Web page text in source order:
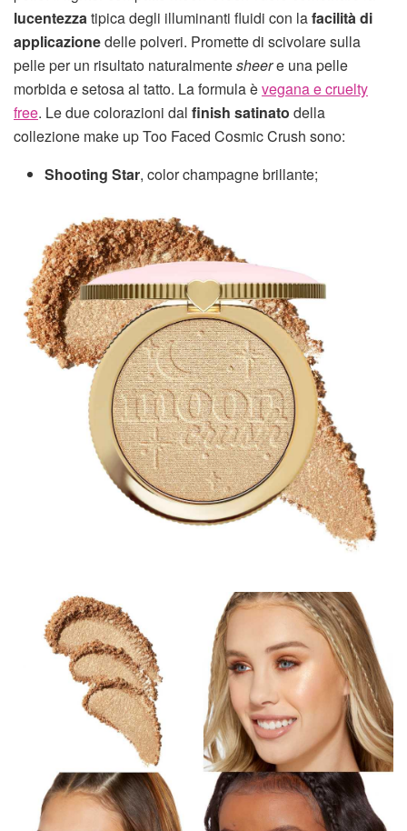
lucentezza tipica degli illuminanti fluidi con lafacilità di
applicazionedelle polveri. Promette di scivolare sulla
pelle per un risultato naturalmentesheere una pelle
morbida e setosa al tatto. La formula èvegana e cruelty
free. Le due colorazioni dal finish satinato della
collezione make up Too Faced Cosmic Crush sono:
Shooting Star, color champagne brillante;